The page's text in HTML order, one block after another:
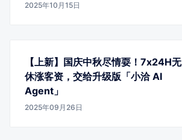
2025年10月15日
【上新】国庆中秋尽情耍！7x24H无
休涨客资，交给升级版「小洽 AI
Agent」
2025年09月26日